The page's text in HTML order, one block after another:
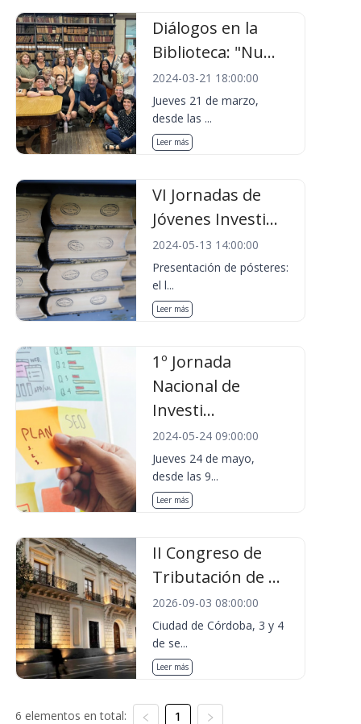
Diálogos en la
Biblioteca: "Nu...
2024-03-21 18:00:00
Jueves 21 de marzo,
desde las ...
Leer más
VI Jornadas de
Jóvenes Investi...
2024-05-13 14:00:00
Presentación de pósteres:
el l...
Leer más
1º Jornada
Nacional de
Investi...
2024-05-24 09:00:00
Jueves 24 de mayo,
desde las 9...
Leer más
II Congreso de
Tributación de ...
2026-09-03 08:00:00
Ciudad de Córdoba, 3 y 4
de se...
Leer más
6 elementos en total: 1